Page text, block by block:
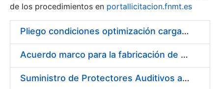
Show/Hide
de los procedimientos en portallicitacion.fnmt.es
Pliego condiciones optimización cargas compras firmado
Acuerdo marco para la fabricación de piezas
Suministro de Protectores Auditivos a medida para las personas trabajadoras de los Centros de Trabajo de Madrid y Burgos